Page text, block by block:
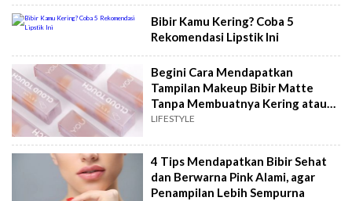
Bibir Kamu Kering? Coba 5
Rekomendasi Lipstik Ini
Begini Cara Mendapatkan
Tampilan Makeup Bibir Matte
Tanpa Membuatnya Kering atau
Pecah-Pecah
LIFESTYLE
4 Tips Mendapatkan Bibir Sehat
dan Berwarna Pink Alami, agar
Penampilan Lebih Sempurna